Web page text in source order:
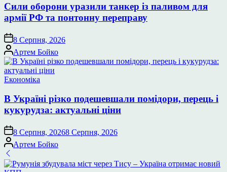
Сили оборони уразили танкер із паливом для
армії РФ та понтонну переправу
8 Серпня, 2026
Опубліковано
Артем Бойко
Опублікувати
Економіка
В Україні різко подешевшали помідори, перець і
кукурудза: актуальні ціни
8 Серпня, 20268 Серпня, 2026
Опубліковано
Артем Бойко